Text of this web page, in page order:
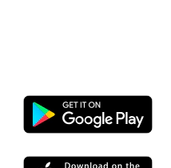
UniCredit
mBanking